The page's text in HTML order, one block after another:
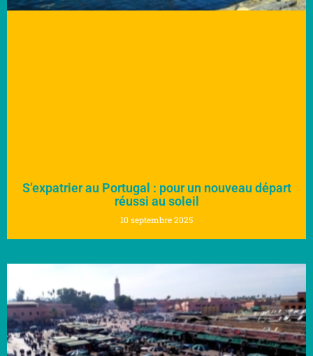
S’expatrier au Portugal : pour un nouveau départ
réussi au soleil
10 septembre 2025